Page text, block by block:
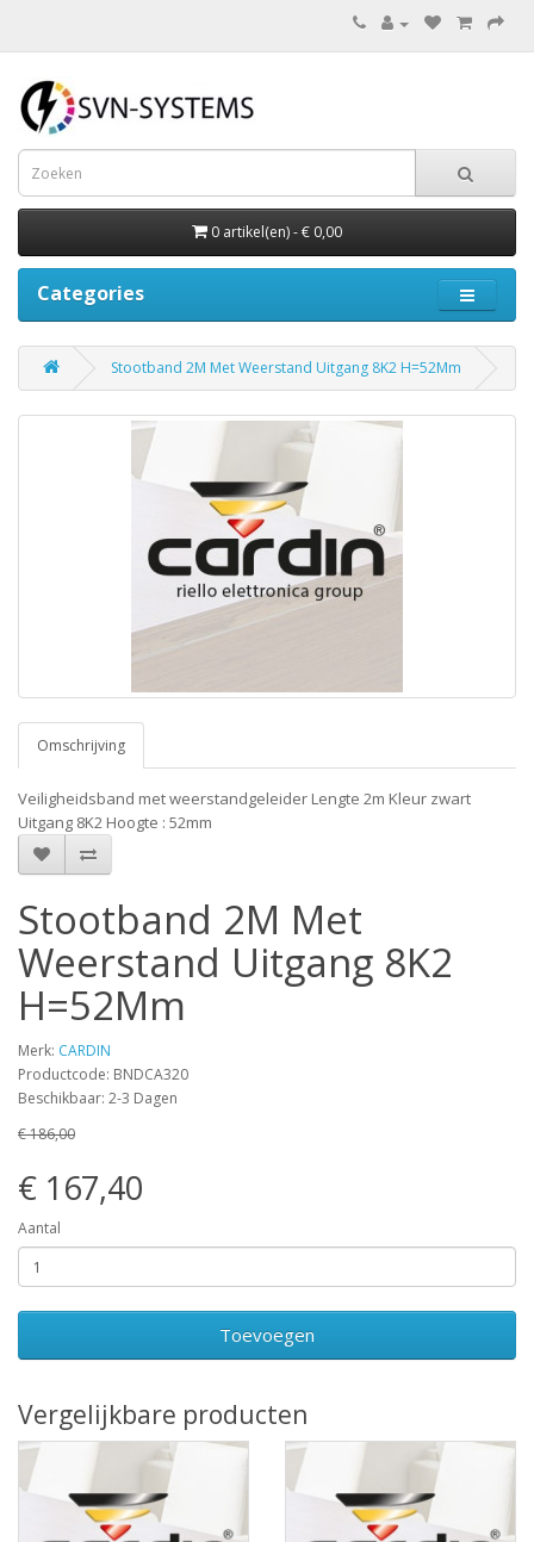
0 artikel(en) - € 0,00
Categories
Stootband 2M Met Weerstand Uitgang 8K2 H=52Mm
Omschrijving
Veiligheidsband met weerstandgeleider Lengte 2m Kleur zwart
Uitgang 8K2 Hoogte : 52mm
Stootband 2M Met
Weerstand Uitgang 8K2
H=52Mm
Merk: CARDIN
Productcode: BNDCA320
Beschikbaar: 2-3 Dagen
€ 186,00
€ 167,40
Aantal
Toevoegen
Vergelijkbare producten